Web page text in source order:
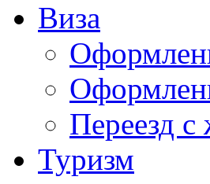
Виза
Переезд
Туризм